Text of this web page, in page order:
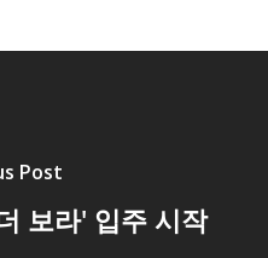
Post
보라' 입주 시작